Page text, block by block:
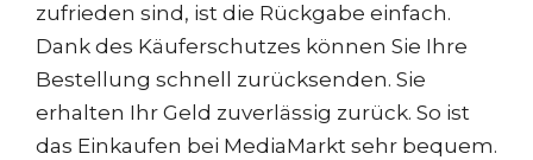
zufrieden sind, ist die Rückgabe einfach.
Dank des Käuferschutzes können Sie Ihre
Bestellung schnell zurücksenden. Sie
erhalten Ihr Geld zuverlässig zurück. So ist
das Einkaufen bei MediaMarkt sehr bequem.